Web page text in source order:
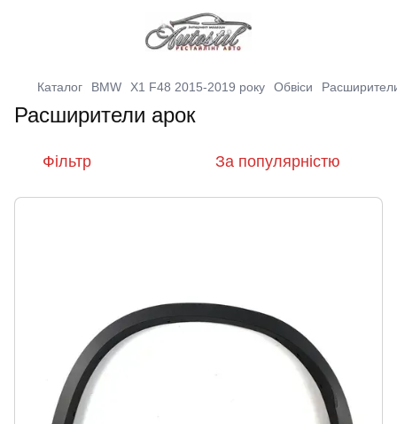
Каталог BMW X1 F48 2015-2019 року Обвіси
Расширители арок
Фільтр За популярністю